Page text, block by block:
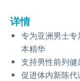
详情
专为亚洲男士
本精华
支持男性前列
促进体内新陈